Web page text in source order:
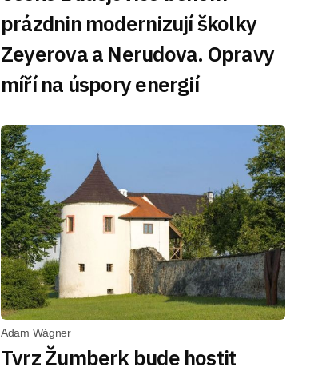
prázdnin modernizují školky
Zeyerova a Nerudova. Opravy
míří na úspory energií
Adam Wágner
Tvrz Žumberk bude hostit